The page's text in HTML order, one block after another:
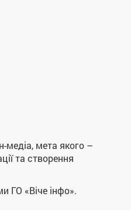
медіа, мета якого –
та створення
ГО «Віче інфо».